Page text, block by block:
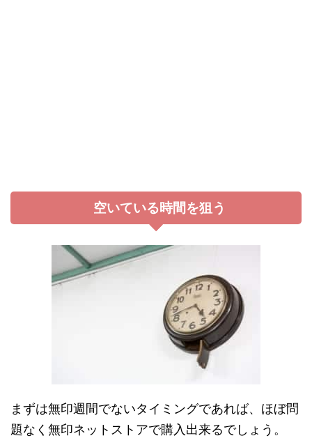
空いている時間を狙う
まずは無印週間でないタイミングであれば、ほぼ問
題なく無印ネットストアで購入出来るでしょう。